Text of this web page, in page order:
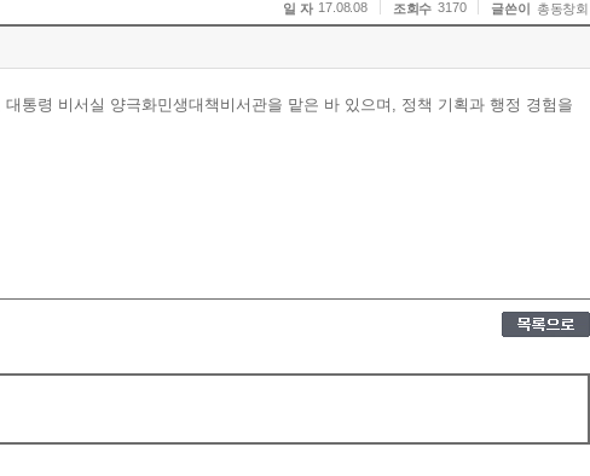
일 자 17.08.08 조회수 3170 글쓴이 총동창회
통령 비서실 양극화민생대책비서관을 맡은 바 있으며, 정책 기획과 행정 경험을